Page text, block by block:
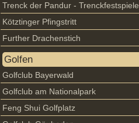
Trenck der Pandur - Trenckfestspiele
Kötztinger Pfingstritt
Further Drachenstich
Golfen
Golfclub Bayerwald
Golfclub am Nationalpark
Feng Shui Golfplatz